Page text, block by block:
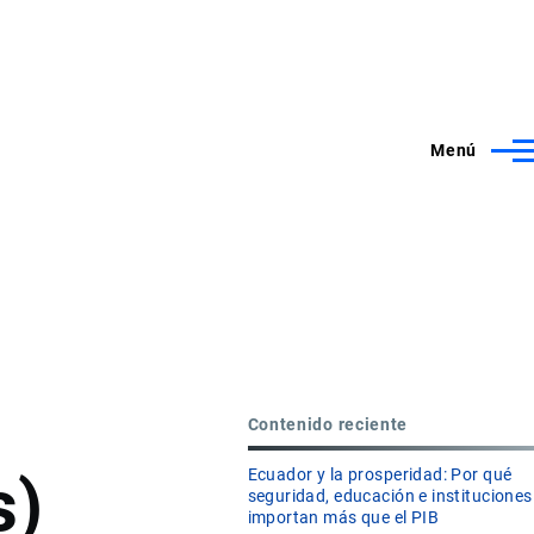
Menú
Contenido reciente
Ecuador y la prosperidad: Por qué
seguridad, educación e instituciones
importan más que el PIB